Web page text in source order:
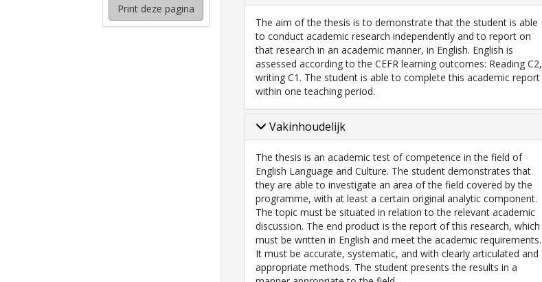
Print deze pagina
The aim of the thesis is to demonstrate that the student is able
to conduct academic research independently and to report on
that research in an academic manner, in English. English is
assessed according to the CEFR learning outcomes: Reading C2,
writing C1. The student is able to complete this academic report
within one teaching period.
Vakinhoudelijk
The thesis is an academic test of competence in the field of
English Language and Culture. The student demonstrates that
they are able to investigate an area of the field covered by the
programme, with at least a certain original analytic component.
The topic must be situated in relation to the relevant academic
discussion. The end product is the report of this research, which
must be written in English and meet the academic requirements.
It must be accurate, systematic, and with clearly articulated and
appropriate methods. The student presents the results in a